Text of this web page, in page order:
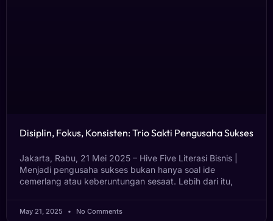
Disiplin, Fokus, Konsisten: Trio Sakti Pengusaha Sukses
Jakarta, Rabu, 21 Mei 2025 – Hive Five Literasi Bisnis |
Menjadi pengusaha sukses bukan hanya soal ide
cemerlang atau keberuntungan sesaat. Lebih dari itu,
May 21, 2025 No Comments